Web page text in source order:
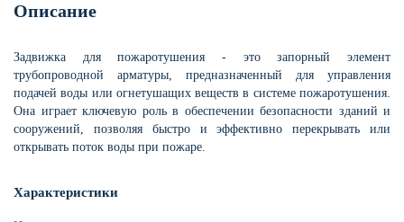
Описание
Задвижка для пожаротушения - это запорный элемент
трубопроводной арматуры, предназначенный для управления
подачей воды или огнетушащих веществ в системе пожаротушения.
Она играет ключевую роль в обеспечении безопасности зданий и
сооружений, позволяя быстро и эффективно перекрывать или
открывать поток воды при пожаре.
Характеристики